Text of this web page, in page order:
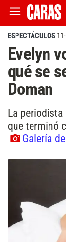
ESPECTÁCULOS
Evelyn
qué se
Doman
La
que terminó
Galería